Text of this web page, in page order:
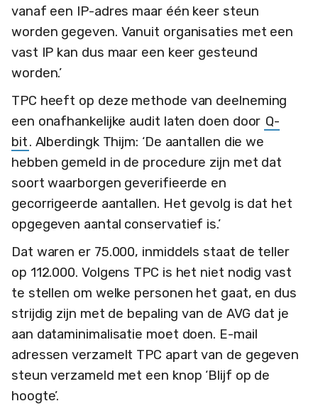
vanaf een IP-adres maar één keer steun
worden gegeven. Vanuit organisaties met een
vast IP kan dus maar een keer gesteund
worden.’
TPC heeft op deze methode van deelneming
een onafhankelijke audit laten doen door Q-
bit. Alberdingk Thijm: ‘De aantallen die we
hebben gemeld in de procedure zijn met dat
soort waarborgen geverifieerde en
gecorrigeerde aantallen. Het gevolg is dat het
opgegeven aantal conservatief is.’
Dat waren er 75.000, inmiddels staat de teller
op 112.000. Volgens TPC is het niet nodig vast
te stellen om welke personen het gaat, en dus
strijdig zijn met de bepaling van de AVG dat je
aan dataminimalisatie moet doen. E-mail
adressen verzamelt TPC apart van de gegeven
steun verzameld met een knop ‘Blijf op de
hoogte’.